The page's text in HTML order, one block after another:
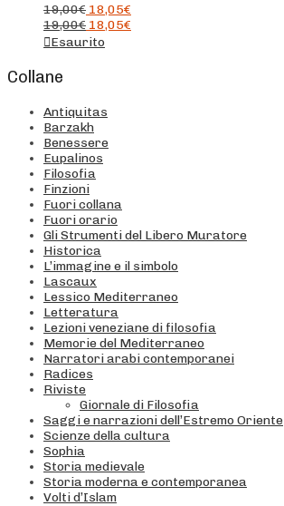
19,00€ 18,05€
19,00€ 18,05€
Esaurito
Collane
Antiquitas
Barzakh
Benessere
Eupalinos
Filosofia
Finzioni
Fuori collana
Fuori orario
Gli Strumenti del Libero Muratore
Historica
L’immagine e il simbolo
Lascaux
Lessico Mediterraneo
Letteratura
Lezioni veneziane di filosofia
Memorie del Mediterraneo
Narratori arabi contemporanei
Radices
Riviste
Giornale di Filosofia
Saggi e narrazioni dell’Estremo Oriente
Scienze della cultura
Sophia
Storia medievale
Storia moderna e contemporanea
Volti d’Islam